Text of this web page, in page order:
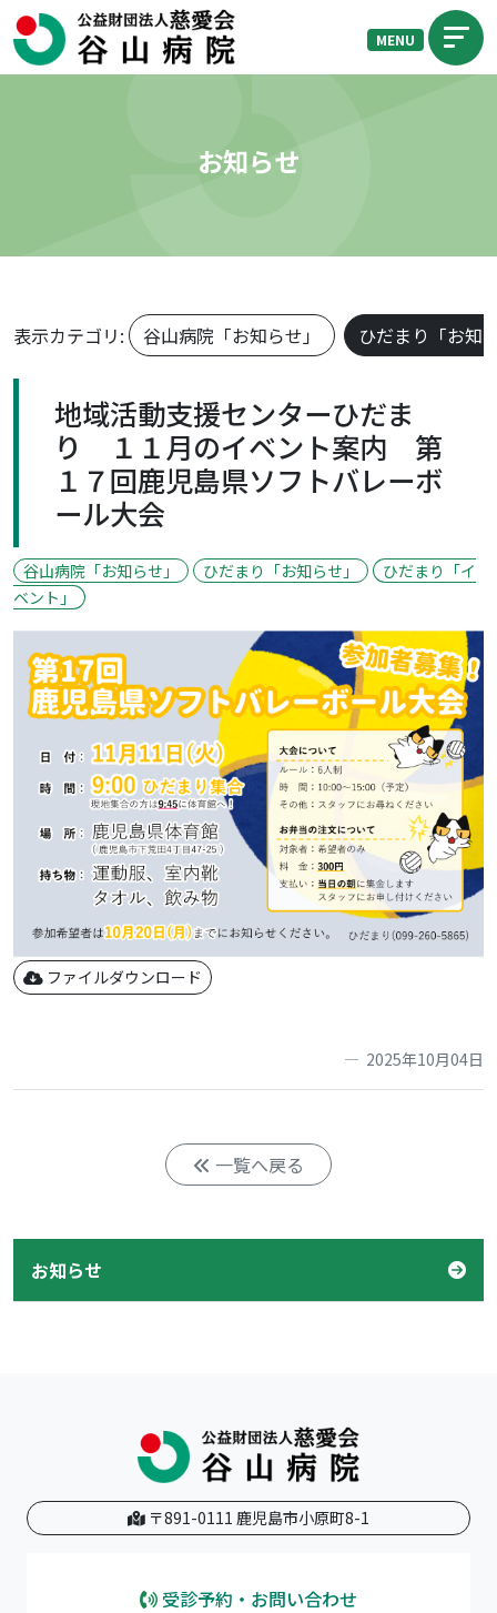
MENU
お知らせ
表示カテゴリ: 谷山病院「お知らせ」 ひだまり「お知
地域活動支援センターひだま
り １１月のイベント案内 第
１７回鹿児島県ソフトバレーボ
ール大会
谷山病院「お知らせ」 ひだまり「お知らせ」
ひだまり「イ
ベント」
ファイルダウンロード
2025年10月04日
一覧へ戻る
お知らせ
〒891-0111 鹿児島市小原町8-1
受診予約・お問い合わせ